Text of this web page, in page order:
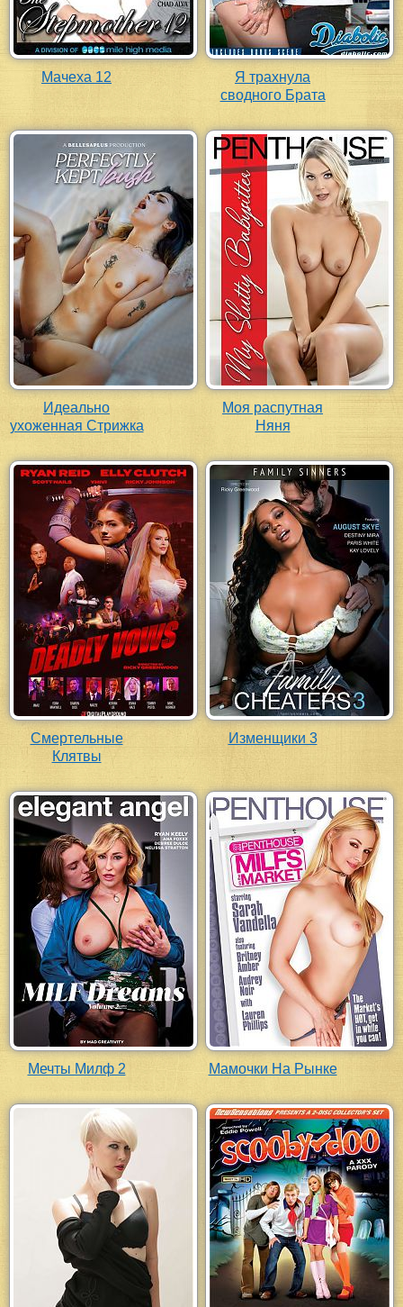
Мачеха 12
Я трахнула
сводного Брата
Идеально
ухоженная Стрижка
Моя распутная
Няня
Смертельные
Клятвы
Изменщики 3
Мечты Милф 2 Мамочки На Рынке